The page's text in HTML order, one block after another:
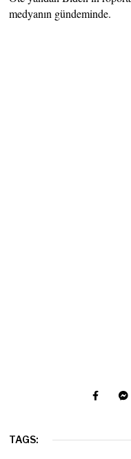
medyanın gündeminde.
TAGS: